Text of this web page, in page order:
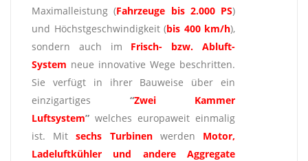
Maximalleistung (Fahrzeuge bis 2.000 PS)
und Höchstgeschwindigkeit (bis 400 km/h),
sondern auch im Frisch- bzw. Abluft-
System neue innovative Wege beschritten.
Sie verfügt in ihrer Bauweise über ein
einzigartiges “Zwei Kammer
Luftsystem” welches europaweit einmalig
ist. Mitsechs Turbinen werden Motor,
Ladeluftkühler und andere Aggregate